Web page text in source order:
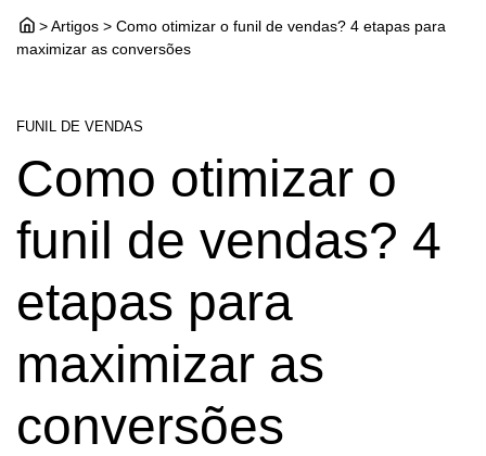
> Artigos > Como otimizar o funil de vendas? 4 etapas para
maximizar as conversões
FUNIL DE VENDAS
Como otimizar o
funil de vendas? 4
etapas para
maximizar as
conversões